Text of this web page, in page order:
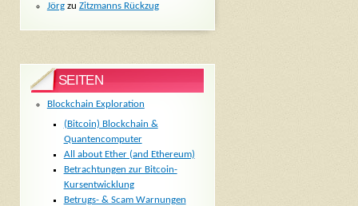
Jörgzu Zitzmanns Rückzug
SEITEN
Blockchain Exploration
(Bitcoin) Blockchain &
Quantencomputer
All about Ether (and Ethereum)
Betrachtungen zur Bitcoin-
Kursentwicklung
Betrugs- & Scam Warnungen